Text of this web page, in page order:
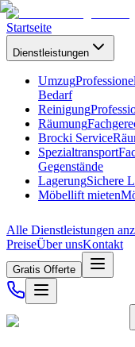
Startseite
Dienstleistungen
Umzug
Bedarf
Reinigung
Räumung
Brocki Service
Spezialtransport
Gegenstände
LagerungSichere
Möbellift mieten
Alle Dienstleistungen
PreiseÜber unsKontakt
Gratis Offerte